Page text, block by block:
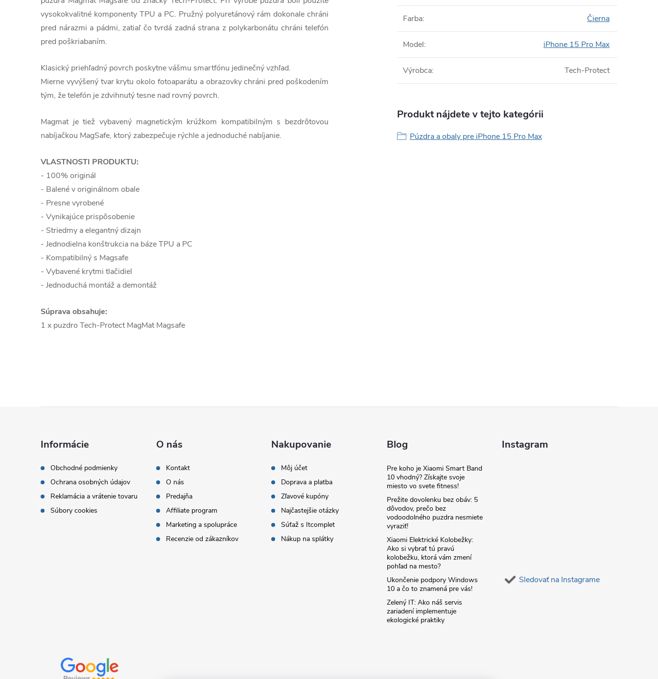
vysokokvalitné komponenty TPU a PC. Pružný polyuretánový rám dokonale chráni
pred nárazmi a pádmi, zatiaľ čo tvrdá zadná strana z polykarbonátu chráni telefón
pred poškriabaním.
Klasický priehľadný povrch poskytne vášmu smartfónu jedinečný vzhľad.
Mierne vyvýšený tvar krytu okolo fotoaparátu a obrazovky chráni pred poškodením
tým, že telefón je zdvihnutý tesne nad rovný povrch.
Magmat je tiež vybavený magnetickým krúžkom kompatibilným s bezdrôtovou
nabíjačkou MagSafe, ktorý zabezpečuje rýchle a jednoduché nabíjanie.
VLASTNOSTI PRODUKTU:
- 100% originál
- Balené v originálnom obale
- Presne vyrobené
- Vynikajúce prispôsobenie
- Striedmy a elegantný dizajn
- Jednodielna konštrukcia na báze TPU a PC
- Kompatibilný s Magsafe
- Vybavené krytmi tlačidiel
- Jednoduchá montáž a demontáž
Súprava obsahuje:
1 x puzdro Tech-Protect MagMat Magsafe
Farba: Čierna
Model: iPhone 15 Pro Max
Výrobca: Tech-Protect
Produkt nájdete v tejto kategórii
Púzdra a obaly pre iPhone 15 Pro Max
Informácie
Obchodné podmienky
Ochrana osobných údajov
Reklamácia a vrátenie tovaru
Súbory cookies
O nás
Kontakt
O nás
Predajňa
Affiliate program
Marketing a spolupráce
Recenzie od zákazníkov
Nakupovanie
Môj účet
Doprava a platba
Zľavové kupóny
Najčastejšie otázky
Súťaž s Itcomplet
Nákup na splátky
Blog
Pre koho je Xiaomi Smart Band
10 vhodný? Získajte svoje
miesto vo svete fitness!
Prežite dovolenku bez obáv: 5
dôvodov, prečo bez
vodoodolného puzdra nesmiete
vyraziť!
Xiaomi Elektrické Kolobežky:
Ako si vybrať tú pravú
kolobežku, ktorá vám zmení
pohľad na mesto?
Ukončenie podpory Windows
10 a čo to znamená pre vás!
Zelený IT: Ako náš servis
zariadení implementuje
ekologické praktiky
Instagram
Sledovať na Instagrame